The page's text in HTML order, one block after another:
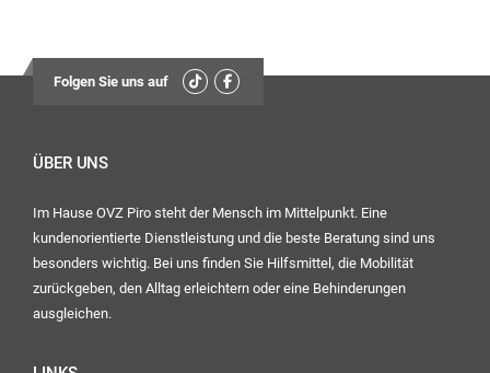
Folgen Sie uns auf
ÜBER UNS
Im Hause OVZ Piro steht der Mensch im Mittelpunkt. Eine
kundenorientierte Dienstleistung und die beste Beratung sind uns
besonders wichtig. Bei uns finden Sie Hilfsmittel, die Mobilität
zurückgeben, den Alltag erleichtern oder eine Behinderungen
ausgleichen.